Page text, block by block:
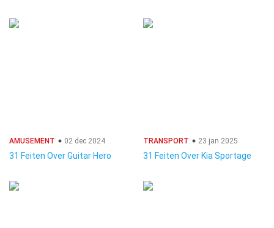
AMUSEMENT 02 dec 2024
31 Feiten Over Guitar Hero
TRANSPORT 23 jan 2025
31 Feiten Over Kia Sportage